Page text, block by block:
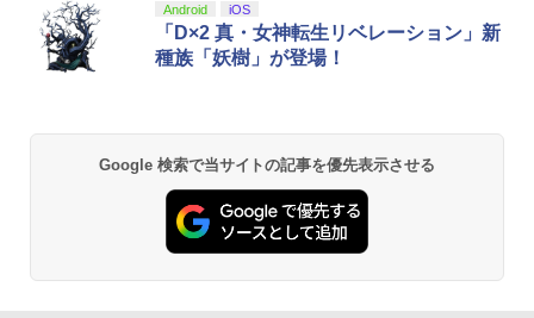
【純正品】Xbox ワイヤレス コントロー
ラー + USB-C® ケーブル
【純正品】Xbox ワイヤレス コントロー
￥7,681
【Amazon.co.jp限定】劇場版モノノ怪
第三章 蛇神 (Amazon.co.jp限定オリジ
ナル三方背収納ケース付きコレクション)
(オリジナル特典:オリジナル巾着＋メー
ボード付) [Blu-ray]
￥10,780
窩座再来 通常版 [Blu-ray]
Android iOS
「D×2 真・女神転生リベレーション」新
種族「妖樹」が登場！
Google 検索で当サイトの記事を優先表示させる